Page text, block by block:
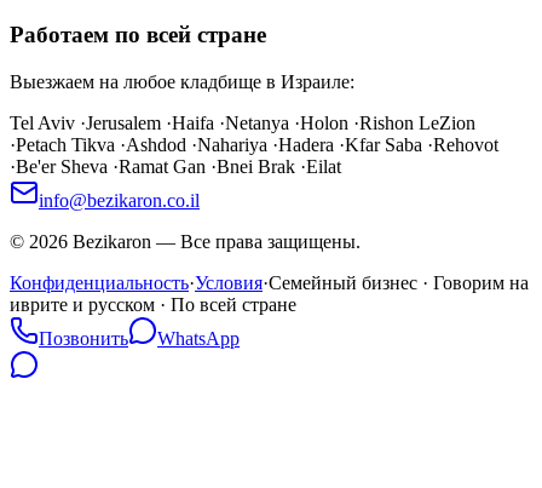
Работаем по всей стране
Выезжаем на любое кладбище в Израиле:
Tel Aviv ·Jerusalem ·Haifa ·Netanya ·Holon ·Rishon LeZion
·Petach Tikva ·Ashdod ·Nahariya ·Hadera ·Kfar Saba ·Rehovot
·Be'er Sheva ·Ramat Gan ·Bnei Brak ·Eilat
info@bezikaron.co.il
© 2026 Bezikaron — Все права защищены.
Конфиденциальность·Условия·Семейный бизнес · Говорим на
иврите и русском · По всей стране
Позвонить
WhatsApp